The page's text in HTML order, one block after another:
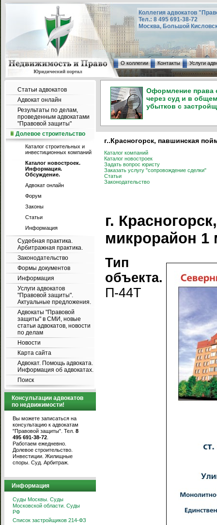
Коллегия адвокатов
Тел.: 8 495 691-38-72
Москва, Большой
О коллегии Контакты Услуги
Статьи адвокатов
Адвокат онлайн
Результаты по делам,
проведенным адвокатами
"Правовой защиты"
Долевое строительство
Каталог строительных и
инвестиционных компаний
Каталог новостроек.
Информация.
Обсуждение.
Адвокат онлайн
Форум
Законы
Статьи
Информация
Судебная практика.
Арбитражная практика.
Законодательство
Формы документов
Информация
Услуги адвокатов
"Правовой защиты".
Актуальные предложения.
Адвокаты "Правовой
защиты" в СМИ, новые
статьи адвокатов, новости
по делам
Новости
Карта сайта
Адвокат. Помощь адвоката.
Информация об адвокатах.
Поиск
Консультации адвокатов
по недвижимости!
Вы можете записаться на
консультацию к адвокатам
"Правовой защиты". Тел. 8
495 691-38-72
Работаем ежедневно.
Долевое строительство.
Инвестиции. Жилищные
споры. Суд. Арбитраж.
Информация
Суды Москвы. Суды
Московской области. Суды
РФ
Список застройщиков 214-ФЗ
Оформление права
через суд и в
убытков с
г..Красногорск, павшинская
Каталог компаний
Каталог новостроек
Задать вопрос юристу
Заказать услугу "сопровождение сделки"
Статьи
Законодательство
г.
микрорайон 1
Тип
объекта.
П-44Т